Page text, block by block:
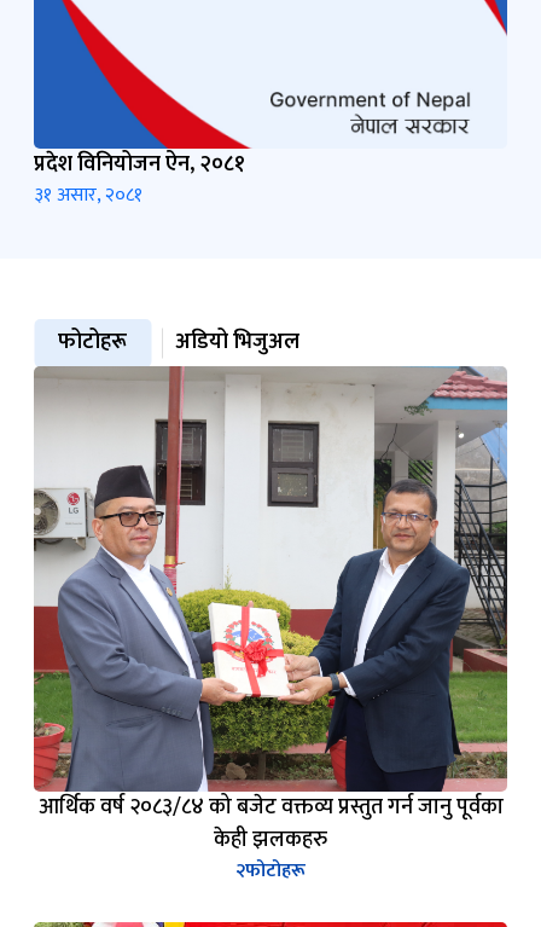
प्रदेश विनियोजन ऐन, २०८१
३१ असार, २०८१
फोटोहरू अडियो भिजुअल
आर्थिक वर्ष २०८३/८४ को बजेट वक्तव्य प्रस्तुत गर्न जानु पूर्वका
केही झलकहरु
२फोटोहरू